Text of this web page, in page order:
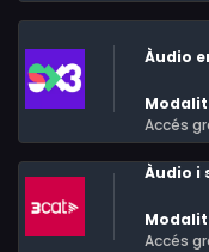
Àudio
Accés
Àudio i
Accés